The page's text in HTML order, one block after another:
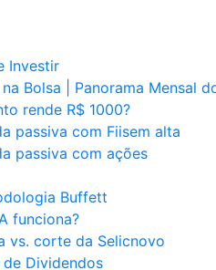
Investir
na Bolsa | Panorama Mensal
rende R$ 1000?
passiva com Fiisem alta
passiva com ações
Buffett
funciona?
vs. corte da Selicnovo
de Dividendos